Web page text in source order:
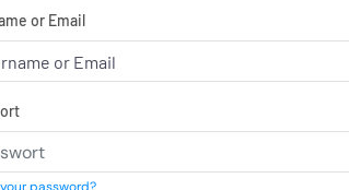
or Email